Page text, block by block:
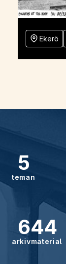
Ekerö
5
teman
644
arkivmaterial